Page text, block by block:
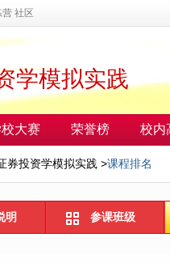
营 社区
学模拟实践
大赛 荣誉榜 校内
券投资学模拟实践 >课程排名
明 参课班级